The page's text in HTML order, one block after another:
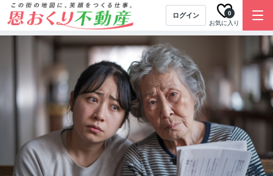
ログイン
お気に入り
0